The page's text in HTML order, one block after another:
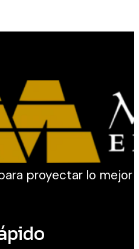
proyectar lo